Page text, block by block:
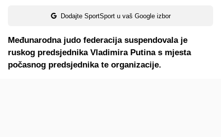
Dodajte SportSport u vaš Google izbor
Međunarodna judo federacija suspendovala je
ruskog predsjednika Vladimira Putina s mjesta
počasnog predsjednika te organizacije.